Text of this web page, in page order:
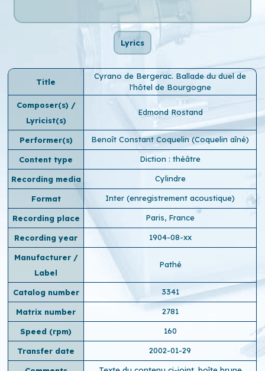
Lyrics
Title
Cyrano de Bergerac. Ballade du duel de
l'hôtel de Bourgogne
Composer(s) /
Lyricist(s)
Edmond Rostand
Performer(s) Benoît Constant Coquelin (Coquelin aîné)
Content type Diction : théâtre
Recording media Cylindre
Format Inter (enregistrement acoustique)
Recording place Paris, France
Recording year 1904-08-xx
Manufacturer /
Label
Pathé
Catalog number 3341
Matrix number 2781
Speed ​​(rpm) 160
Transfer date 2002-01-29